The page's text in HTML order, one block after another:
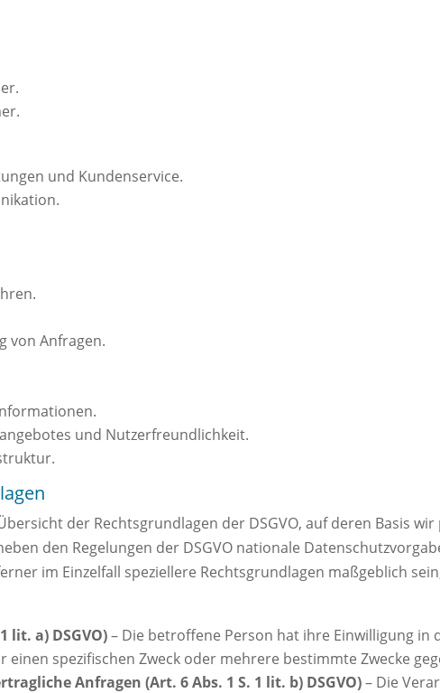
und Kundenservice.
von Anfragen.
und Nutzerfreundlichkeit.
der Rechtsgrundlagen der DSGVO, auf deren Basis
den Regelungen der DSGVO nationale
im Einzelfall speziellere Rechtsgrundlagen maßgeblich
lit. a) DSGVO)– Die betroffene Person hat ihre Einwilligung
einen spezifischen Zweck oder mehrere bestimmte Zwecke
Anfragen (Art. 6 Abs. 1 S. 1 lit. b) DSGVO)– Die